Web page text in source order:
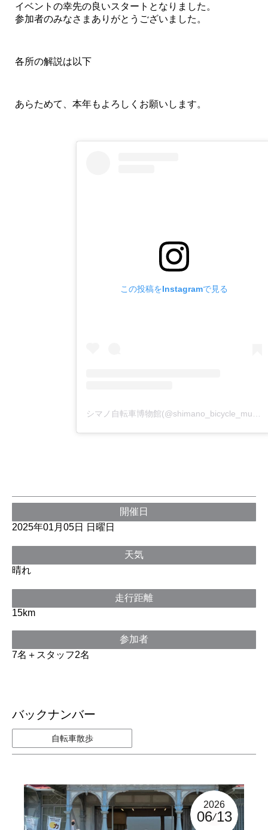
イベントの幸先の良いスタートとなりました。
参加者のみなさまありがとうございました。
各所の解説は以下
あらためて、本年もよろしくお願いします。
この投稿をInstagramで見る
シマノ自転車博物館(@shimano_bicycle_museum)がシェアした投稿
開催日
2025年01月05日 日曜日
天気
晴れ
走行距離
15km
参加者
7名＋スタッフ2名
バックナンバー
自転車散歩
2026
06 13